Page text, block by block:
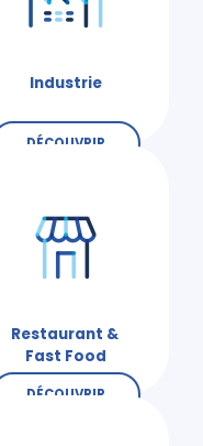
Industrie
DÉCOUVRIR
Restaurant &
Fast Food
DÉCOUVRIR